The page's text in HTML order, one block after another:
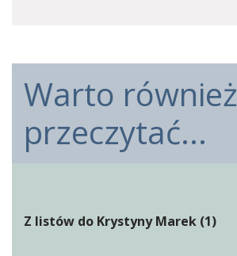
Warto również
przeczytać...
Z listów do Krystyny Marek (1)